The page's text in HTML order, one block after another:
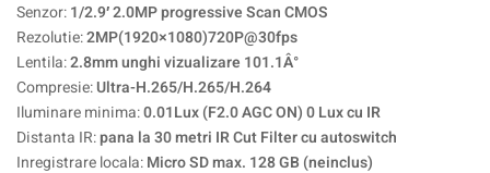
Senzor:1/2.9′ 2.0MP progressive Scan CMOS
Rezolutie:2MP(1920×1080)720P@30fps
Lentila:2.8mm unghi vizualizare 101.1Â°
Compresie:Ultra-H.265/H.265/H.264
Iluminare minima:0.01Lux (F2.0 AGC ON) 0 Lux cu IR
Distanta IR:pana la 30 metri IR Cut Filter cu autoswitch
Inregistrare locala:Micro SD max. 128 GB (neinclus)